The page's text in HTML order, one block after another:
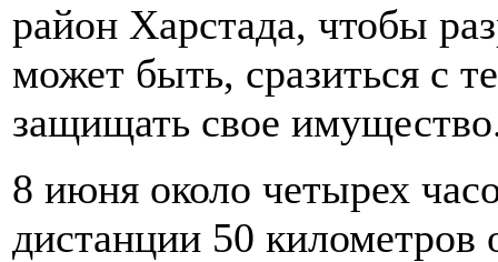
район Харстада, чтобы
может быть, сразиться с
защищать свое
8 июня около четырех
дистанции 50